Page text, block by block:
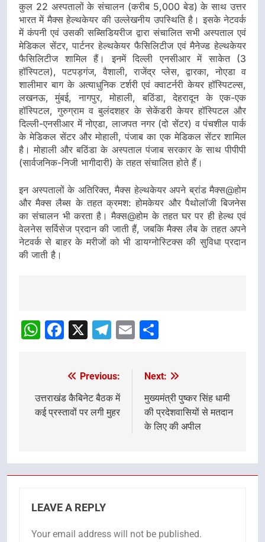
कुल 22 अस्पतालों के संचालन (करीब 5,000 बेड) के साथ उत्तर
भारत में मैक्स हेल्थकेयर की उल्लेखनीय उपस्थिति है। इसके नेटवर्क
में कंपनी एवं उसकी सब्सिडियरीज द्वारा संचालित सभी अस्पताल एवं
मेडिकल सेंटर, पार्टनर हेल्थकेयर फैसिलिटीज एवं मैनेज्ड हेल्थकेयर
फैसिलिटीज शामिल हैं। इनमें दिल्ली एनसीआर में साकेत (3
हॉस्पिटल), पटपड़गंज, वैशाली, राजेंद्र प्लेस, द्वारका, नोएडा व
शालीमार बाग के अत्याधुनिक टर्शरी एवं क्वाटर्नरी केयर हॉस्पिटल्स,
लखनऊ, मुंबई, नागपुर, मोहाली, बठिंडा, देहरादून के एक-एक
हॉस्पिटल, गुरुग्राम व बुलंदशहर के सेकेंडरी केयर हॉस्पिटल और
दिल्ली-एनसीआर में नोएडा, लाजपत नगर (दो सेंटर) व पंचशील पार्क
के मेडिकल सेंटर और मोहाली, पंजाब का एक मेडिकल सेंटर शामिल
है। मोहाली और बठिंडा के अस्पताल पंजाब सरकार के साथ पीपीपी
(सार्वजनिक-निजी भागीदारी) के तहत संचालित होते हैं।
इन अस्पतालों के अतिरिक्त, मैक्स हेल्थकेयर अपने ब्रांड मैक्स@होम
और मैक्स लैब्स के तहत क्रमश: होमकेयर और पैथोलॉजी बिजनेस
का संचालन भी करता है। मैक्स@होम के तहत घर पर ही हेल्थ एवं
वेलनेस सर्विसेज प्रदान की जाती हैं, जबकि मैक्स लैब के तहत अपने
नेटवर्क से बाहर के मरीजों को भी डायग्नोस्टिक्स की सुविधा प्रदान
की जाती है।
Navigation
WhatsApp
Facebook
X Telegram
Email
navigation
Previous:
उत्तराखंड कैबिनेट बैठक में
कई प्रस्तावों पर लगी मुहर
Next:
मुख्यमंत्री पुष्कर सिंह धामी
की प्रदेशवासियों से मतदान
के लिए की अपील
LEAVE A REPLY
Your email address will not be published.